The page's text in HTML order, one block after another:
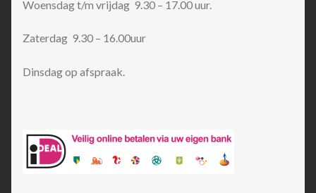
Woensdag t/m vrijdag 9.30 – 17.00 uur.
Zaterdag 9.30 – 16.00uur
Dinsdag op afspraak.